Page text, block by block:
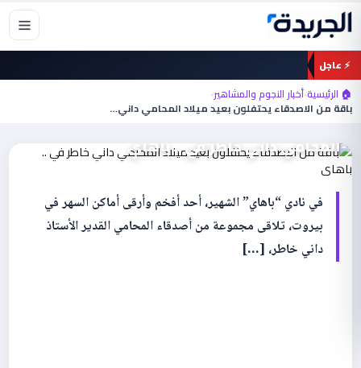
تخطي
المحتوى
⚡ عاجل
🏠 الرئيسية›أخبار النجوم والمشاهير›
باقة من الاصدقاء يحتفلون بعيد ميلاد المحامي داني…
أخبار النجوم والمشاهير
المحامي داني خاطر في .. باهاي
في نادي “باهاي” الشهير، أحد أفخم وأرقى أماكن السهر في
بيروت، تلاقى مجموعة من أصدقاء المحامي القدير الأستاذ
داني خاطر، […]